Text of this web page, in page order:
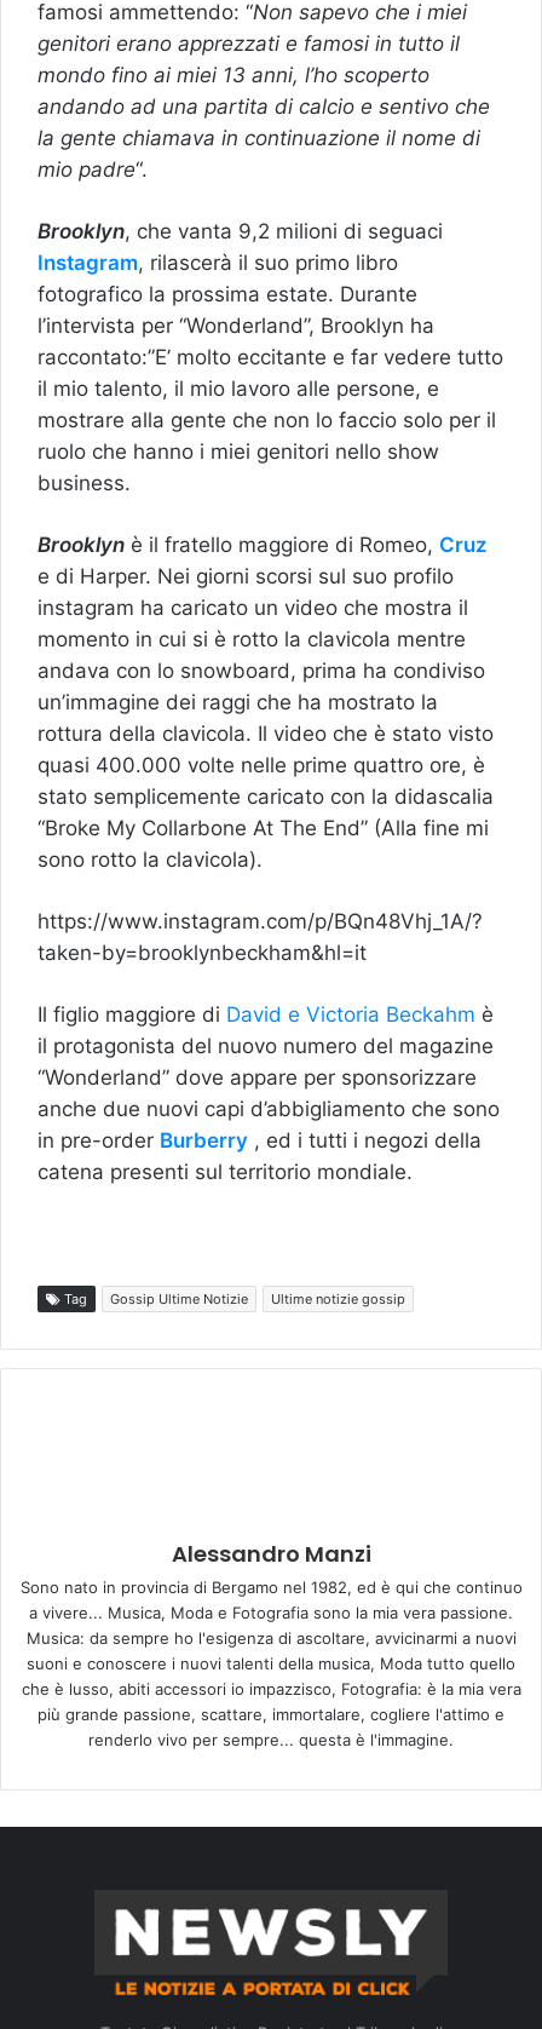
famosi ammettendo: “Non sapevo che i miei
genitori erano apprezzati e famosi in tutto il
mondo fino ai miei 13 anni, l’ho scoperto
andando ad una partita di calcio e sentivo che
la gente chiamava in continuazione il nome di
mio padre“.
Brooklyn, che vanta 9,2 milioni di seguaci
Instagram, rilascerà il suo primo libro
fotografico la prossima estate. Durante
l’intervista per “Wonderland”, Brooklyn ha
raccontato:”E’ molto eccitante e far vedere tutto
il mio talento, il mio lavoro alle persone, e
mostrare alla gente che non lo faccio solo per il
ruolo che hanno i miei genitori nello show
business.
Brooklyn è il fratello maggiore di Romeo, Cruz
e di Harper. Nei giorni scorsi sul suo profilo
instagram ha caricato un video che mostra il
momento in cui si è rotto la clavicola mentre
andava con lo snowboard, prima ha condiviso
un’immagine dei raggi che ha mostrato la
rottura della clavicola. Il video che è stato visto
quasi 400.000 volte nelle prime quattro ore, è
stato semplicemente caricato con la didascalia
“Broke My Collarbone At The End” (Alla fine mi
sono rotto la clavicola).
https://www.instagram.com/p/BQn48Vhj_1A/?
taken-by=brooklynbeckham&hl=it
Il figlio maggiore di David e Victoria Beckahm è
il protagonista del nuovo numero del magazine
“Wonderland” dove appare per sponsorizzare
anche due nuovi capi d’abbigliamento che sono
in pre-order Burberry , ed i tutti i negozi della
catena presenti sul territorio mondiale.
Tag Gossip Ultime Notizie Ultime notizie gossip
Alessandro Manzi
Sono nato in provincia di Bergamo nel 1982, ed è qui che continuo
a vivere... Musica, Moda e Fotografia sono la mia vera passione.
Musica: da sempre ho l'esigenza di ascoltare, avvicinarmi a nuovi
suoni e conoscere i nuovi talenti della musica, Moda tutto quello
che è lusso, abiti accessori io impazzisco, Fotografia: è la mia vera
più grande passione, scattare, immortalare, cogliere l'attimo e
renderlo vivo per sempre... questa è l'immagine.